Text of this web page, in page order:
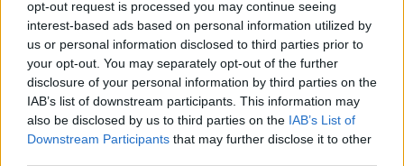
opt-out request is processed you may continue seeing
interest-based ads based on personal information utilized by
us or personal information disclosed to third parties prior to
your opt-out. You may separately opt-out of the further
disclosure of your personal information by third parties on the
IAB’s list of downstream participants. This information may
also be disclosed by us to third parties on the IAB’s List of
Downstream Participants that may further disclose it to other
την Παρασκευή(1/8) από Πειραιά, Ραφήνα
και Λαύριο. Μάλιστα, μόνο από τον Πειραιά
εκτελέστηκαν 25 δρομολόγια με 31.000
ταξιδιώτες. Για τον Αργοσαρωνικό
πραγματοποιήθηκαν 53 αναχωρήσεις πλοίων.
Από τη Ραφήνα έφυγαν 8.700 επιβάτες σε 9
δρομολόγια, ενώ από το Λαύριο 3.900